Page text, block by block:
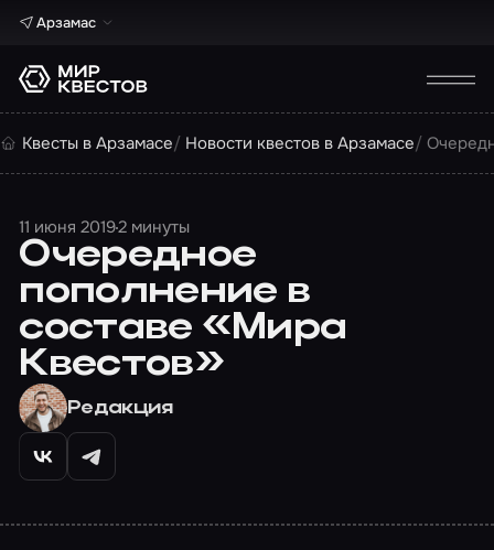
Арзамас
Квесты в Арзамасе Новости квестов в Арзамасе
11 июня 20192 минуты
Очередное
пополнение в
составе «Мира
Квестов»
Редакция